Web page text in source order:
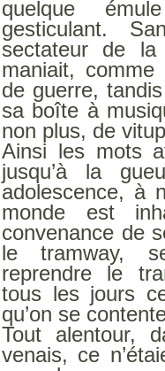
quelque
gesticulant.
sectateur de la
maniait, comme
de guerre,
sa boîte à
non plus, de
Ainsi les mots
jusqu’à la
adolescence, à
monde est
convenance de
le tramway,
reprendre le
tous les jours
qu’on se
Tout alentour,
venais, ce